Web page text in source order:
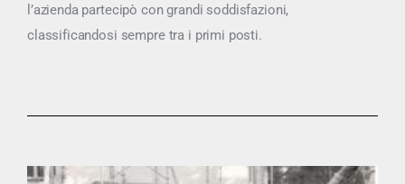
l’azienda partecipò con grandi soddisfazioni,
classificandosi sempre tra i primi posti.